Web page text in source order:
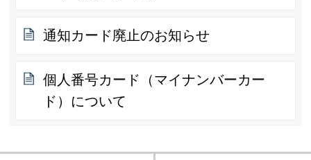
通知カード廃止のお知らせ
個人番号カード（マイナンバーカー
ド）について